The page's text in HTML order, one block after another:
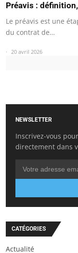
Préavis :
Le préavis est une
du contrat de…
20 avril 2026
NEWSLETTER
Inscrivez-vous
directement dans
CATÉGORIES
Actualité